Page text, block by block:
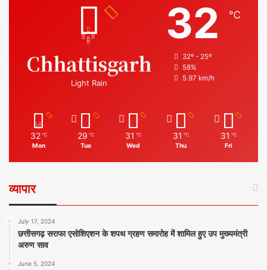
Chhattisgarh
Light Rain
32 ℃
32º - 25º
58%
5.97 km/h
32 ℃
Mon
29 ℃
Tue
31 ℃
Wed
31 ℃
Thu
31 ℃
Fri
व्यापार
July 17, 2024
छत्तीसगढ़ सराफा एसोशिएशन के शपथ ग्रहण समारोह में शामिल हुए उप मुख्यमंत्री
अरुण साव
June 5, 2024